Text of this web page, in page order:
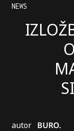
NEWS
autor BURO.